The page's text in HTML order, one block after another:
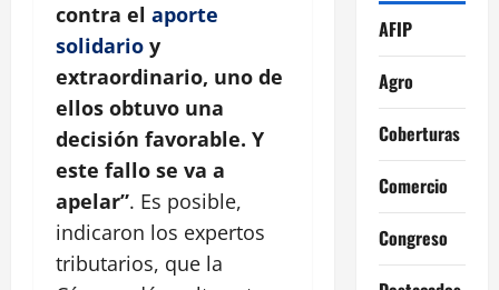
contra el aporte
solidario y
extraordinario, uno de
ellos obtuvo una
decisión favorable. Y
este fallo se va a
apelar”. Es posible,
indicaron los expertos
tributarios, que la
AFIP
Agro
Coberturas
Comercio
Congreso